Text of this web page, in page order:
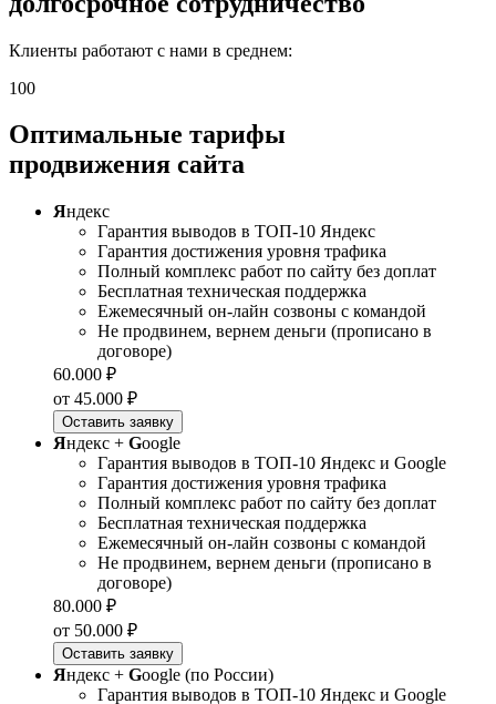
Клиенты работают с нами в среднем:
100
Оптимальные тарифы
продвижения сайта
Яндекс
Гарантия выводов в ТОП-10 Яндекс
Гарантия достижения уровня трафика
Полный комплекс работ по сайту без доплат
Бесплатная техническая поддержка
Ежемесячный он-лайн созвоны с командой
Не продвинем, вернем деньги (прописано в
договоре)
60.000 ₽
от 45.000 ₽
Оставить заявку
Яндекс + Google
Гарантия выводов в ТОП-10 Яндекс и Google
Гарантия достижения уровня трафика
Полный комплекс работ по сайту без доплат
Бесплатная техническая поддержка
Ежемесячный он-лайн созвоны с командой
Не продвинем, вернем деньги (прописано в
договоре)
80.000 ₽
от 50.000 ₽
Оставить заявку
Яндекс + Google (по России)
Гарантия выводов в ТОП-10 Яндекс и Google